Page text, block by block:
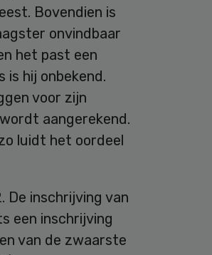
Bovendien is
onvindbaar
het past een
hij onbekend.
voor zijn
aangerekend.
luidt het oordeel
De inschrijving van
een inschrijving
van de zwaarste